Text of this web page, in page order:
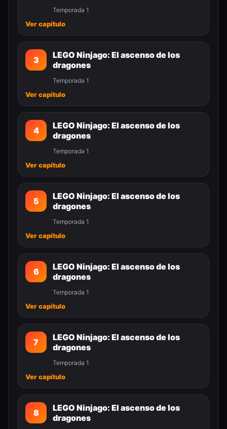
Temporada 1
Ver capítulo
3
LEGO Ninjago: El ascenso de los
dragones
Temporada 1
Ver capítulo
4
LEGO Ninjago: El ascenso de los
dragones
Temporada 1
Ver capítulo
5
LEGO Ninjago: El ascenso de los
dragones
Temporada 1
Ver capítulo
6
LEGO Ninjago: El ascenso de los
dragones
Temporada 1
Ver capítulo
7
LEGO Ninjago: El ascenso de los
dragones
Temporada 1
Ver capítulo
8
LEGO Ninjago: El ascenso de los
dragones